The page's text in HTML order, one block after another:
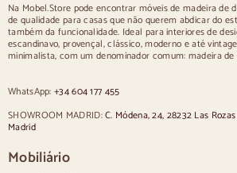
Cadeiras
Cadeiras estofadas azuis
Cadeiras de estilo
Cadeiras de estilo
Na Mobel.Store pode encontrar móveis de madeira de
de qualidade para casas que não querem abdicar do
também da funcionalidade. Ideal para interiores de
escandinavo, provençal, clássico, moderno e até
minimalista, com um denominador comum: madeira de
WhatsApp: +34 604 177 455
SHOWROOM MADRID:C. Módena, 24, 28232 Las
Madrid
Mobiliário